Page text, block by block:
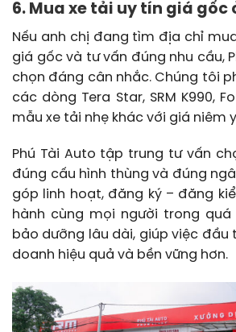
6. Mua xe tải uy tín giá gốc
Nếu anh chị đang tìm địa chỉ
giá gốc và tư vấn đúng nhu cầu,
chọn đáng cân nhắc. Chúng tôi
các dòng Tera Star, SRM K990,
mẫu xe tải nhẹ khác với giá niêm
Phú Tài Auto tập trung tư vấn
đúng cấu hình thùng và đúng
góp linh hoạt, đăng ký – đăng
hành cùng mọi người trong quá
bảo dưỡng lâu dài, giúp việc đầu
doanh hiệu quả và bền vững hơn.